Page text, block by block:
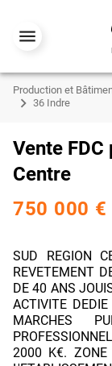
Production et
36 Indre
Vente
Centre
750 000
SUD REGION
REVETEMENT
DE 40 ANS
ACTIVITE
MARCHES
2000 K€. ZONE